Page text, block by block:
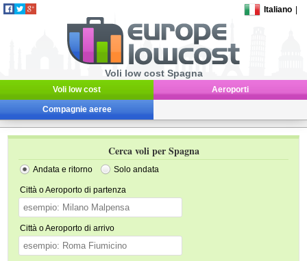
Italiano
Voli low cost Spagna
Voli low cost Aeroporti
Compagnie aeree
Cerca voli per Spagna
Andata e ritorno Solo andata
Città o Aeroporto di partenza
Città o Aeroporto di arrivo